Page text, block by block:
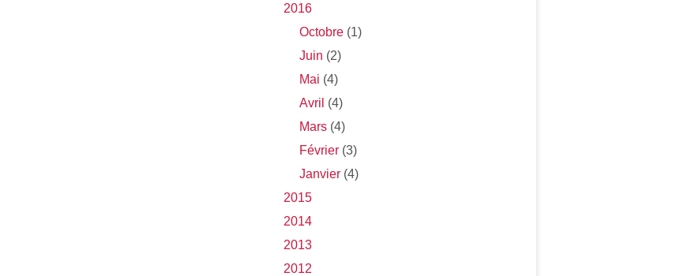
2016
Octobre (1)
Juin (2)
Mai (4)
Avril (4)
Mars (4)
Février (3)
Janvier (4)
2015
2014
2013
2012